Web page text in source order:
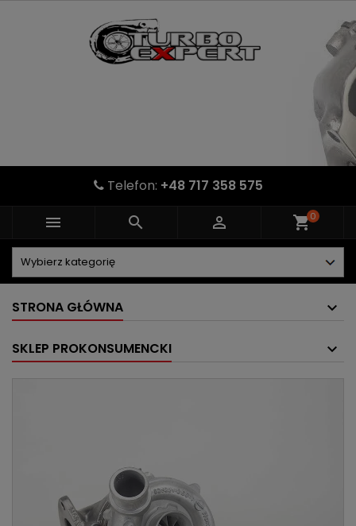
Telefon: +48 717 358 575
   shopping_cart0
STRONA GŁÓWNA
SKLEP PROKONSUMENCKI